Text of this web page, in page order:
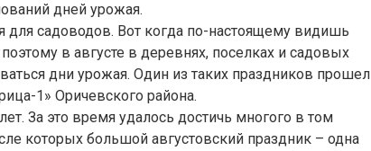
дней урожая.
для садоводов. Вот когда по-настоящему видишь
в августе в деревнях, поселках и садовых
дни урожая. Один из таких праздников прошел
1» Оричевского района.
За это время удалось достичь многого в том
которых большой августовский праздник – одна